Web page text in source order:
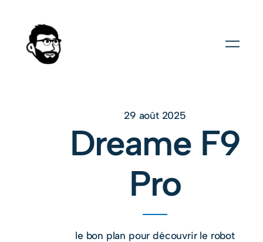
29 août 2025
Dreame F9
Pro
le bon plan pour découvrir le robot